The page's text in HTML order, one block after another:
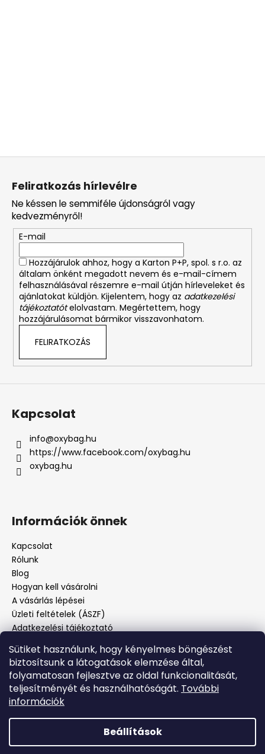
Sütiket használunk, hogy kényelmes böngészést
biztosítsunk a látogatások elemzése által,
folyamatosan fejlesztve az oldal funkcionalitását,
teljesítményét és használhatóságát. További
információk
Beállítások
L
Feliratkozás hírlevélre
Ne késsen le semmiféle újdonságról vagy
kedvezményről!
E-mail
Hozzájárulok ahhoz, hogy a Karton P+P, spol. s r.o. az
általam önként megadott nevem és e-mail-címem
felhasználásával részemre e-mail útján hírleveleket és
ajánlatokat küldjön. Kijelentem, hogy az adatkezelési
tájékoztatótelolvastam. Megértettem, hogy
hozzájárulásomat bármikor visszavonhatom.
FELIRATKOZÁS
Kapcsolat
info@oxybag.hu
https://www.facebook.com/oxybag.hu
oxybag.hu
Információk önnek
Kapcsolat
Rólunk
Blog
Hogyan kell vásárolni
A vásárlás lépései
Üzleti feltételek (ÁSZF)
Adatkezelési tájékoztató
Panaszjelenté
Facebook